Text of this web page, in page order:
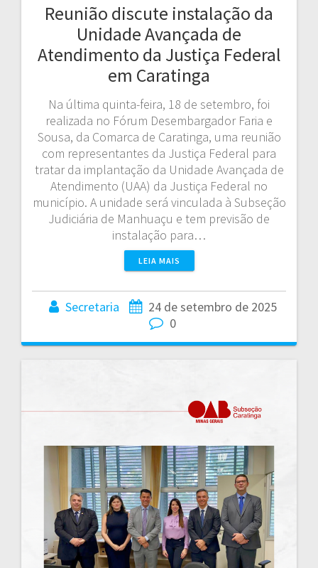
Reunião discute instalação da
Unidade Avançada de
Atendimento da Justiça Federal
em Caratinga
Na última quinta-feira, 18 de setembro, foi
realizada no Fórum Desembargador Faria e
Sousa, da Comarca de Caratinga, uma reunião
com representantes da Justiça Federal para
tratar da implantação da Unidade Avançada de
Atendimento (UAA) da Justiça Federal no
município. A unidade será vinculada à Subseção
Judiciária de Manhuaçu e tem previsão de
instalação para…
LEIA MAIS
Secretaria
24 de setembro de 2025
0